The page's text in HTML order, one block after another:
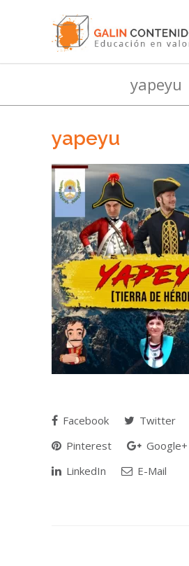
yapeyu
yapeyu
Facebook Twitter
Pinterest
Google+
LinkedIn
E-Mail